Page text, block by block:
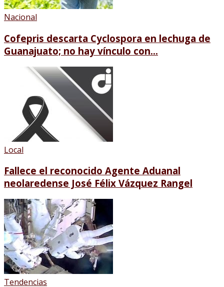
Nacional
Cofepris descarta Cyclospora en lechuga de
Guanajuato; no hay vínculo con...
Local
Fallece el reconocido Agente Aduanal
neolaredense José Félix Vázquez Rangel
Tendencias